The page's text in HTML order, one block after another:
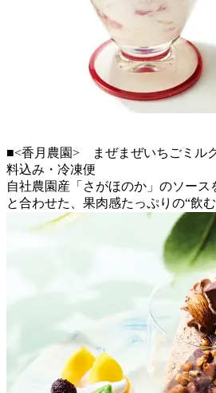
■<香月農園> まぜまぜいちごミ
料込み・冷凍便
自社農園産「さがほのか」のソース
と合わせた、果肉感たっぷりの“飲む